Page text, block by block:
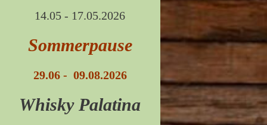
14.05 - 17.05.2026
Sommerpause
29.06 - 09.08.2026
Whisky Palatina